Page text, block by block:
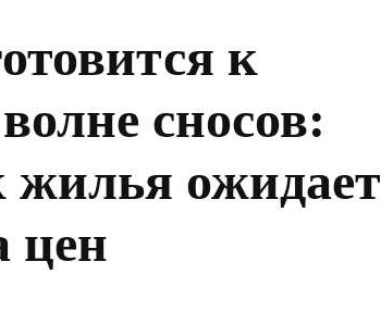
к
сносов:
ожидает
цен